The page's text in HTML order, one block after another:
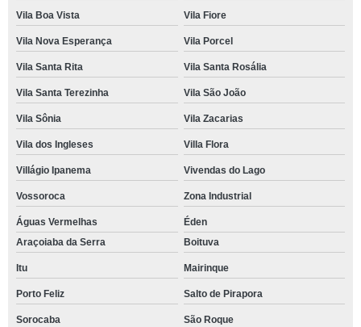
Vila Boa Vista Vila Fiore
Vila Nova Esperança Vila Porcel
Vila Santa Rita Vila Santa Rosália
Vila Santa Terezinha Vila São João
Vila Sônia Vila Zacarias
Vila dos Ingleses Villa Flora
Villágio Ipanema Vivendas do Lago
Vossoroca Zona Industrial
Águas Vermelhas
Éden
Araçoiaba da Serra
Boituva
Itu Mairinque
Porto Feliz Salto de Pirapora
Sorocaba São Roque